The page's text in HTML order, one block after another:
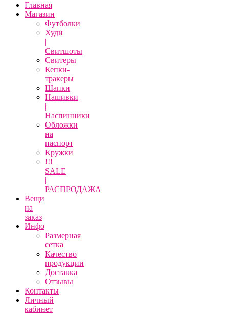
Главная
Магазин
Футболки
Худи
|
Свитшоты
Свитеры
Кепки-
тракеры
Шапки
Нашивки
|
Наспинники
Обложки
на
паспорт
Кружки
!!!
SALE
|
РАСПРОДАЖА
Вещи
на
заказ
Инфо
Размерная
сетка
Качество
продукции
Доставка
Отзывы
Контакты
Личный
кабинет